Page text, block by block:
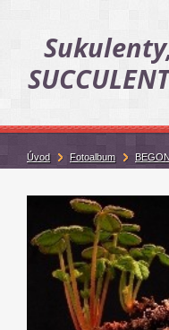
Úvod Fotoalbum